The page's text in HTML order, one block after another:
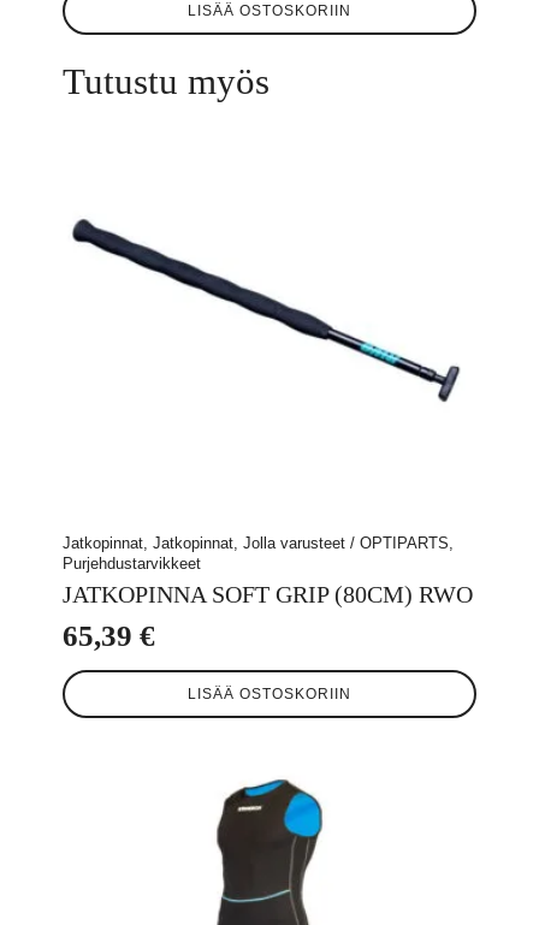
LISÄÄ OSTOSKORIIN
Tutustu myös
Jatkopinnat, Jatkopinnat, Jolla varusteet / OPTIPARTS,
Purjehdustarvikkeet
JATKOPINNA SOFT GRIP (80CM) RWO
65,39 €
LISÄÄ OSTOSKORIIN